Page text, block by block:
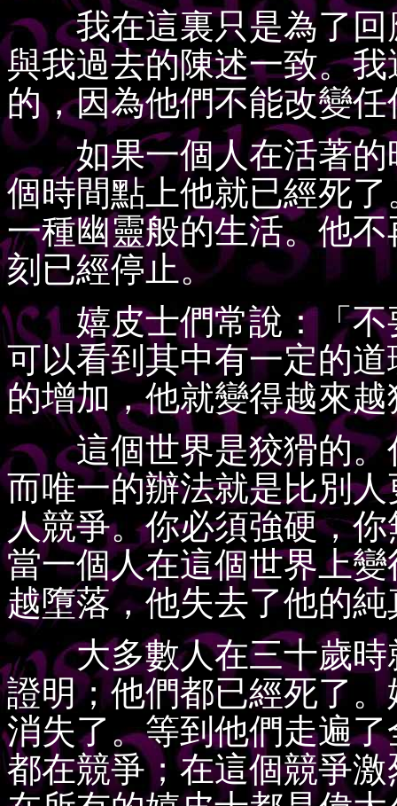
我在這裏只是為了回
與我過去的陳述一致。
的，因為他們不能改變
如果一個人在活著的
個時間點上他就已經死
一種幽靈般的生活。他
刻已經停止。
嬉皮士們常說：「不
可以看到其中有一定的
的增加，他就變得越來越
這個世界是狡猾的。
而唯一的辦法就是比別
人競爭。你必須強硬，
當一個人在這個世界上
越墮落，他失去了他的
大多數人在三十歲時
證明；他們都已經死了
消失了。等到他們走遍
都在競爭；在這個競爭